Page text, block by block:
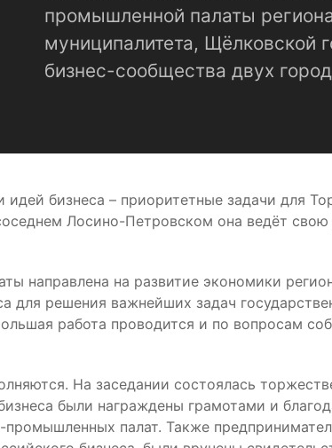
промышленной палаты
муниципалитета, Щёлковской
бизнес-сообщества двух
бизнеса – приоритетные задачи для
Лосино-Петровском она ведёт свою
направлена на развитие экономики
для решения важнейших задач
работа проводится и по вопросам
На заседании состоялась
были награждены грамотами и
палат. Также